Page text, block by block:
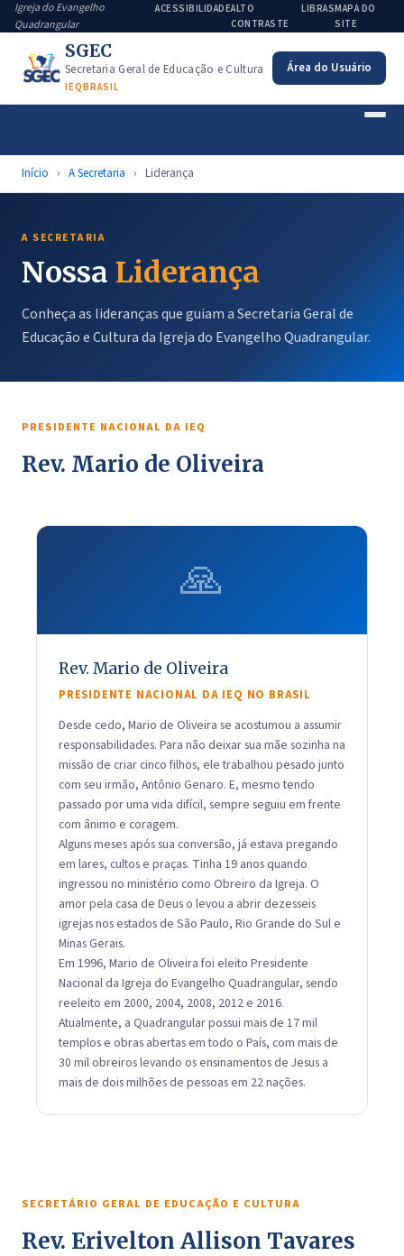
Igreja do Evangelho
Quadrangular
ACESSIBILIDADEALTO
CONTRASTE
LIBRASMAPA DO
SITE
SGEC
Secretaria Geral de Educação e Cultura
IEQBRASIL
Área do Usuário
Início › A Secretaria › Liderança
A SECRETARIA
Nossa Liderança
Conheça as lideranças que guiam a Secretaria Geral de
Educação e Cultura da Igreja do Evangelho Quadrangular.
PRESIDENTE NACIONAL DA IEQ
Rev. Mario de Oliveira
🙏
Rev. Mario de Oliveira
PRESIDENTE NACIONAL DA IEQ NO BRASIL
Desde cedo, Mario de Oliveira se acostumou a assumir
responsabilidades. Para não deixar sua mãe sozinha na
missão de criar cinco filhos, ele trabalhou pesado junto
com seu irmão, Antônio Genaro. E, mesmo tendo
passado por uma vida difícil, sempre seguiu em frente
com ânimo e coragem.
Alguns meses após sua conversão, já estava pregando
em lares, cultos e praças. Tinha 19 anos quando
ingressou no ministério como Obreiro da Igreja. O
amor pela casa de Deus o levou a abrir dezesseis
igrejas nos estados de São Paulo, Rio Grande do Sul e
Minas Gerais.
Em 1996, Mario de Oliveira foi eleito Presidente
Nacional da Igreja do Evangelho Quadrangular, sendo
reeleito em 2000, 2004, 2008, 2012 e 2016.
Atualmente, a Quadrangular possui mais de 17 mil
templos e obras abertas em todo o País, com mais de
30 mil obreiros levando os ensinamentos de Jesus a
mais de dois milhões de pessoas em 22 nações.
SECRETÁRIO GERAL DE EDUCAÇÃO E CULTURA
Rev. Erivelton Allison Tavares